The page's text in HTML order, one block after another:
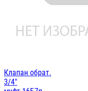
Клапан обрат.
3/4"